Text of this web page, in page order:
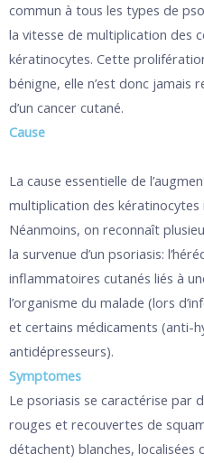
commun à tous les types de
la vitesse de multiplication des
kératinocytes. Cette
bénigne, elle n’est donc jamais
d’un cancer cutané.
Cause
La cause essentielle de
multiplication des kératinocytes
Néanmoins, on reconnaît
la survenue d’un psoriasis:
inflammatoires cutanés liés à
l’organisme du malade (lors
et certains médicaments (anti-
antidépresseurs).
Symptomes
Le psoriasis se caractérise par
rouges et recouvertes de
détachent) blanches, localisées